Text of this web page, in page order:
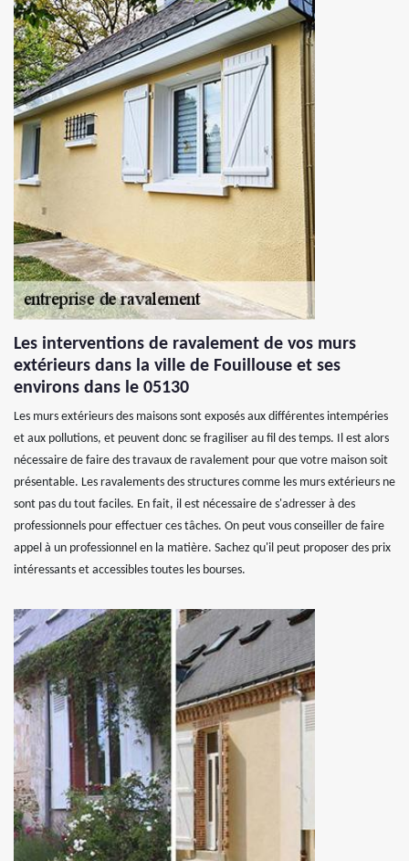
Les interventions de ravalement de vos murs
extérieurs dans la ville de Fouillouse et ses
environs dans le 05130
Les murs extérieurs des maisons sont exposés aux différentes intempéries
et aux pollutions, et peuvent donc se fragiliser au fil des temps. Il est alors
nécessaire de faire des travaux de ravalement pour que votre maison soit
présentable. Les ravalements des structures comme les murs extérieurs ne
sont pas du tout faciles. En fait, il est nécessaire de s'adresser à des
professionnels pour effectuer ces tâches. On peut vous conseiller de faire
appel à un professionnel en la matière. Sachez qu'il peut proposer des prix
intéressants et accessibles toutes les bourses.